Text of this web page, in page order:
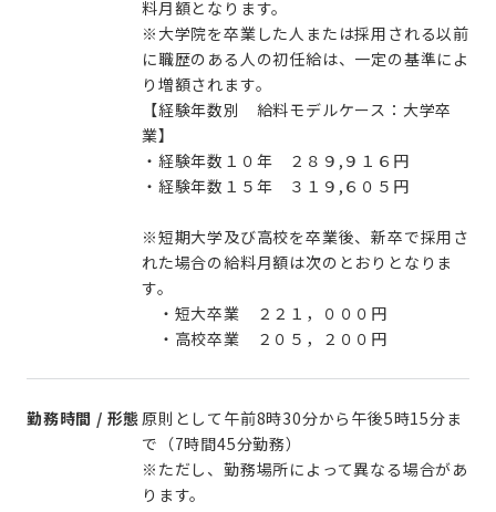
料月額となります。
※大学院を卒業した人または採用される以前
に職歴のある人の初任給は、一定の基準によ
り増額されます。
【経験年数別 給料モデルケース：大学卒
業】
・経験年数１０年 ２８９,９１６円
・経験年数１５年 ３１９,６０５円
※短期大学及び高校を卒業後、新卒で採用さ
れた場合の給料月額は次のとおりとなりま
す。
・短大卒業 ２２１，０００円
・高校卒業 ２０５，２００円
勤務時間 / 形態 原則として午前8時30分から午後5時15分ま
で（7時間45分勤務）
※ただし、勤務場所によって異なる場合があ
ります。